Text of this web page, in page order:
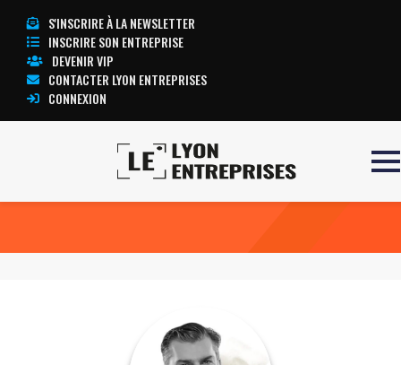
S'INSCRIRE À LA NEWSLETTER
INSCRIRE SON ENTREPRISE
DEVENIR VIP
CONTACTER LYON ENTREPRISES
CONNEXION